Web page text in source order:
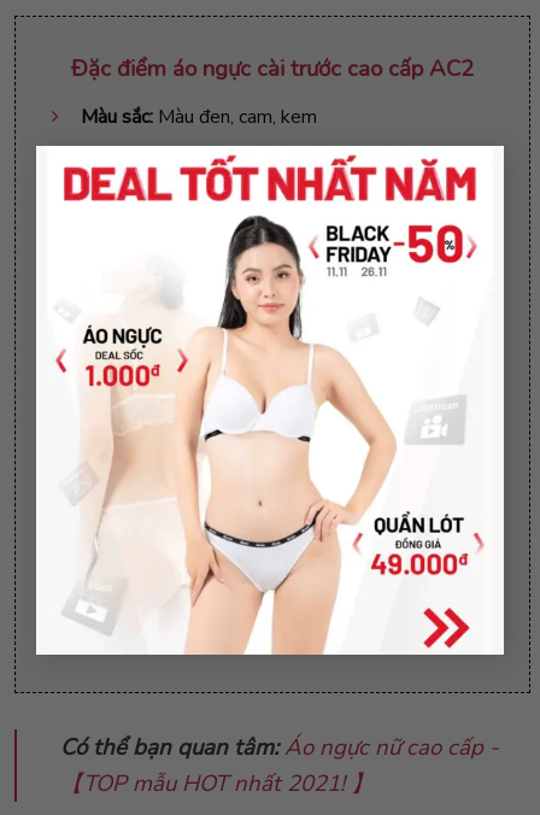
×
Đặc điểm áo ngực cài trước cao cấp AC2
Màu sắc: Màu đen, cam, kem
Mô tả: Áo ngực không gọng, chất liệu su phối ren
thông thoáng
34, 36, 38
cài trước không gọng, form ôm tạo khe
quyến rũ
Cách vệ sinh áo ngực cài trước cao cấp AC2
Không sử dụng chất tẩy rửa làm mềm
Không giặt bằng nước nóng, không giặt sấy
Không phơi trực tiếp dưới ánh nắng mặt trời
Nên lộn trái quần áo trước khi giặt
Có thể bạn quan tâm:Áo ngực nữ cao cấp -
【TOP mẫu HOT nhất 2021! 】